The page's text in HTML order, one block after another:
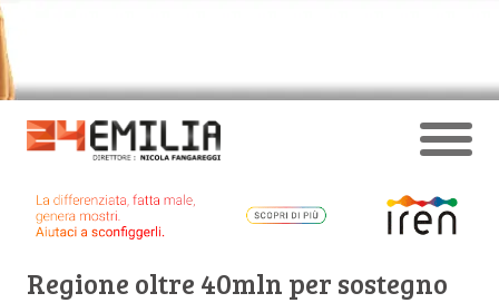
Regione oltre 40mln per sostegno